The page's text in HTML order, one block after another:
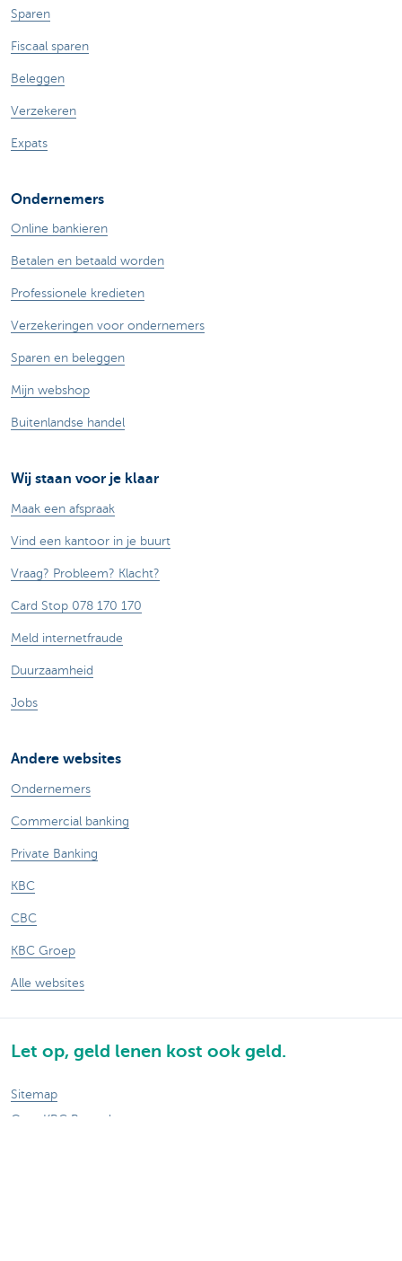
Sparen
Fiscaal sparen
Beleggen
Verzekeren
Expats
Ondernemers
Online bankieren
Betalen en betaald worden
Professionele kredieten
Verzekeringen voor ondernemers
Sparen en beleggen
Mijn webshop
Buitenlandse handel
Wij staan voor je klaar
Maak een afspraak
Vind een kantoor in je buurt
Vraag? Probleem? Klacht?
Card Stop 078 170 170
Meld internetfraude
Duurzaamheid
Jobs
Andere websites
Ondernemers
Commercial banking
Private Banking
KBC
CBC
KBC Groep
Alle websites
Let op, geld lenen kost ook geld.
Sitemap
Over KBC Brussels